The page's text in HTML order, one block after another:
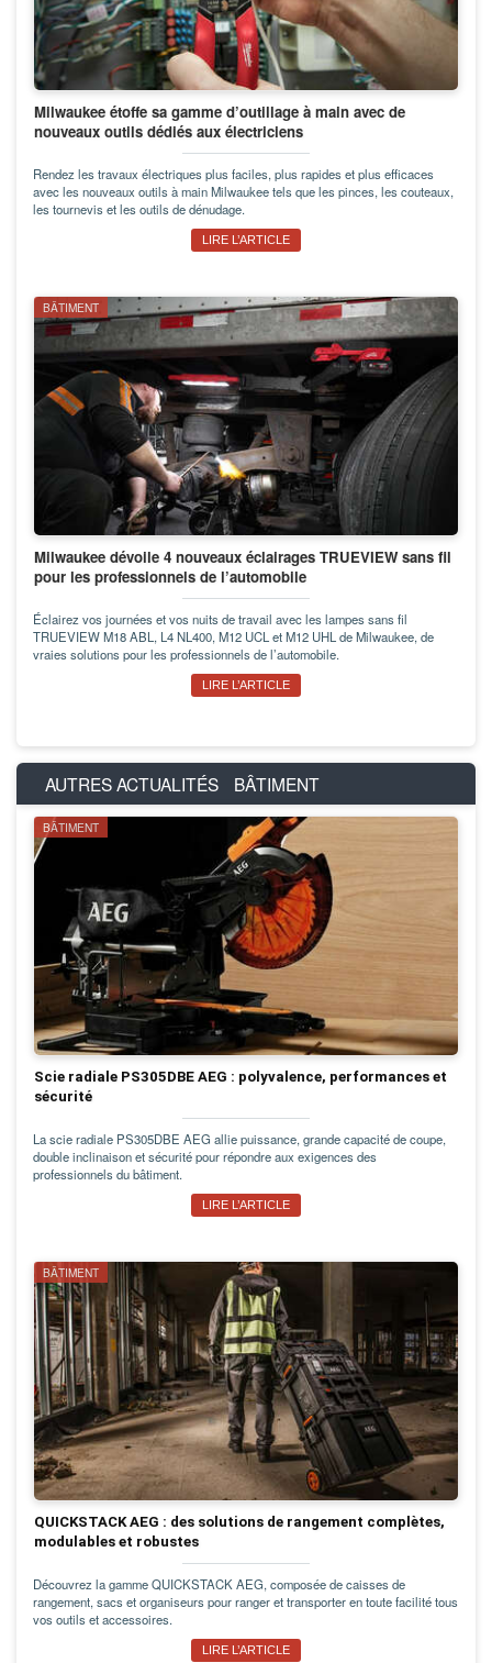
Milwaukee étoffe sa gamme d’outillage à main avec de
nouveaux outils dédiés aux électriciens
Rendez les travaux électriques plus faciles, plus rapides et plus efficaces
avec les nouveaux outils à main Milwaukee tels que les pinces, les couteaux,
les tournevis et les outils de dénudage.
LIRE L’ARTICLE
BÂTIMENT
Milwaukee dévoile 4 nouveaux éclairages TRUEVIEW sans fil
pour les professionnels de l’automobile
Éclairez vos journées et vos nuits de travail avec les lampes sans fil
TRUEVIEW M18 ABL, L4 NL400, M12 UCL et M12 UHL de Milwaukee, de
vraies solutions pour les professionnels de l’automobile.
LIRE L’ARTICLE
AUTRES ACTUALITÉS BÂTIMENT
BÂTIMENT
Scie radiale PS305DBE AEG : polyvalence, performances et
sécurité
La scie radiale PS305DBE AEG allie puissance, grande capacité de coupe,
double inclinaison et sécurité pour répondre aux exigences des
professionnels du bâtiment.
LIRE L’ARTICLE
BÂTIMENT
QUICKSTACK AEG : des solutions de rangement complètes,
modulables et robustes
Découvrez la gamme QUICKSTACK AEG, composée de caisses de
rangement, sacs et organiseurs pour ranger et transporter en toute facilité tous
vos outils et accessoires.
LIRE L’ARTICLE